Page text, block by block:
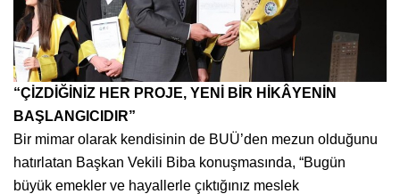
“ÇİZDİĞİNİZ HER PROJE, YENİ BİR HİKÂYENİN
BAŞLANGICIDIR”
Bir mimar olarak kendisinin de BUÜ’den mezun olduğunu
hatırlatan Başkan Vekili Biba konuşmasında, “Bugün
büyük emekler ve hayallerle çıktığınız meslek